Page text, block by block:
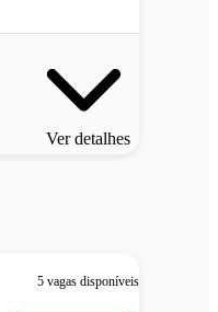
Ver detalhes
5 vagas disponíveis